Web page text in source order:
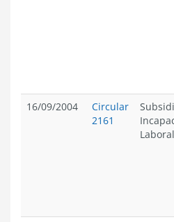
16/09/2004
Circular
2161